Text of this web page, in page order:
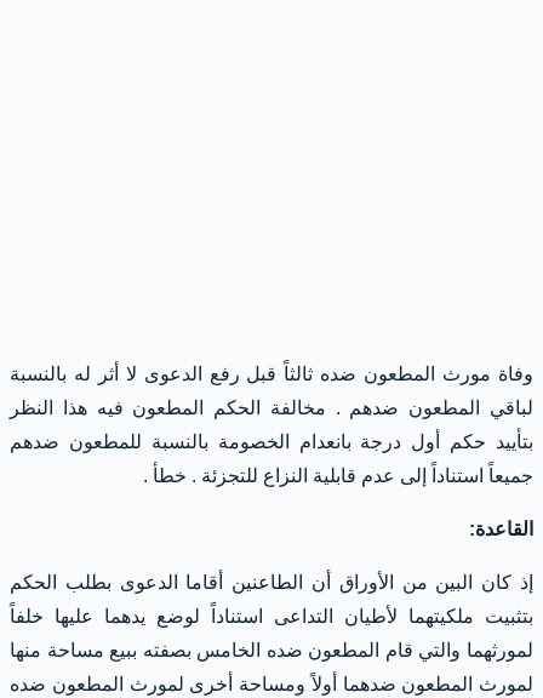
وفاة مورث المطعون ضده ثالثاً قبل رفع الدعوى لا أثر له بالنسبة
لباقي المطعون ضدهم . مخالفة الحكم المطعون فيه هذا النظر
بتأييد حكم أول درجة بانعدام الخصومة بالنسبة للمطعون ضدهم
جميعاً استناداً إلى عدم قابلية النزاع للتجزئة . خطأ .
القاعدة:
إذ كان البين من الأوراق أن الطاعنين أقاما الدعوى بطلب الحكم
بتثبيت ملكيتهما لأطيان التداعى استناداً لوضع يدهما عليها خلفاً
لمورثهما والتي قام المطعون ضده الخامس بصفته ببيع مساحة منها
لمورث المطعون ضدهما أولاً ومساحة أخرى لمورث المطعون ضده